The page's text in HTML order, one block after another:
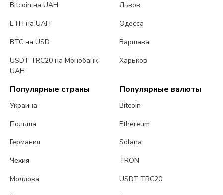
Bitcoin на UAH
ETH на UAH
BTC на USD
USDT TRC20 на Монобанк
UAH
Львов
Одесса
Варшава
Харьков
Популярные страны
Украина
Польша
Германия
Чехия
Молдова
Популярные валюты
Bitcoin
Ethereum
Solana
TRON
USDT TRC20